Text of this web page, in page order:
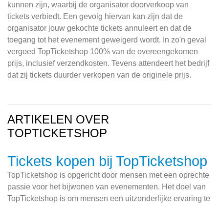
kunnen zijn, waarbij de organisator doorverkoop van
tickets verbiedt. Een gevolg hiervan kan zijn dat de
organisator jouw gekochte tickets annuleert en dat de
toegang tot het evenement geweigerd wordt. In zo'n geval
vergoed TopTicketshop 100% van de overeengekomen
prijs, inclusief verzendkosten. Tevens attendeert het bedrijf
dat zij tickets duurder verkopen van de originele prijs.
ARTIKELEN OVER
TOPTICKETSHOP
Tickets kopen bij TopTicketshop
TopTicketshop is opgericht door mensen met een oprechte
passie voor het bijwonen van evenementen. Het doel van
TopTicketshop is om mensen een uitzonderlijke ervaring te